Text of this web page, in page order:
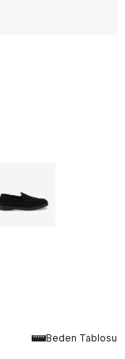
Beden Tablosu